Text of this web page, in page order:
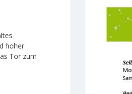
hoher
Tor zum